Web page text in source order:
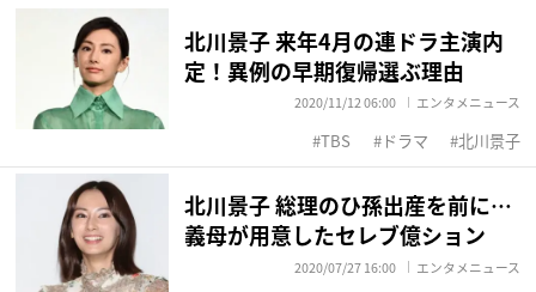
北川景子 来年4月の連ドラ主演内
定！異例の早期復帰選ぶ理由
2020/11/12 06:00 エンタメニュース
TBS ドラマ 北川景子
北川景子 総理のひ孫出産を前に…
義母が用意したセレブ億ション
2020/07/27 16:00 エンタメニュース